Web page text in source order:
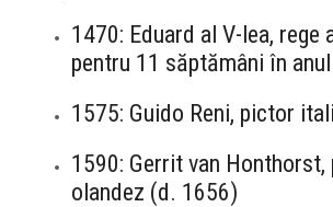
1470: Eduard al V-lea, rege
pentru 11 săptămâni în
1575: Guido Reni, pictor
1590: Gerrit van Honthorst,
olandez (d. 1656)